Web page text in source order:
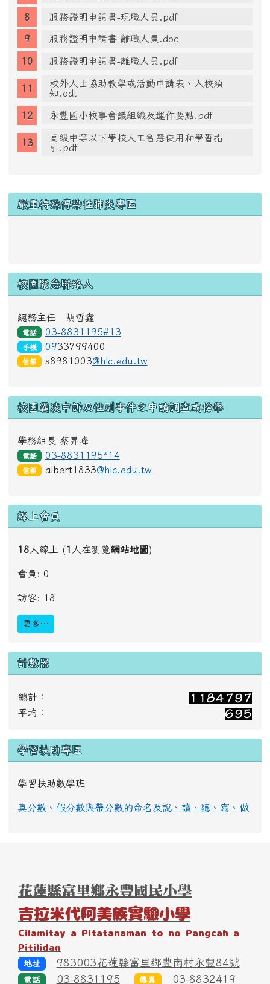
服務證明申請書-現職人員.pdf
服務證明申請書-離職人員.doc
服務證明申請書-離職人員.pdf
校外人士協助教學或活動申請表、入校須
知.odt
永豐國小校事會議組織及運作要點.pdf
高級中等以下學校人工智慧使用和學習指
引.pdf
右邊區域內容
嚴重特殊傳染性肺炎專區
校園緊急聯絡人
總務主任 胡哲鑫
電話 03-8831195#13
手機 0933799400
信箱 s8981003@hlc.edu.tw
校園霸凌申訴及性別事件之申請調查或檢舉
學務組長 蔡昇峰
電話 03-8831195*14
信箱 albert1833@hlc.edu.tw
線上會員
18 人線上 (1 人在瀏覽網站地圖)
會員: 0
訪客: 18
更多…
計數器
總計：
平均：
學習扶助專區
學習扶助數學班
真分數、假分數與帶分數的命名及說、讀、聽、寫、做
頁尾區域內容
花蓮縣富里鄉永豐國民小學
吉拉米代阿美族實驗小學
Cilamitay a Pitatanaman to no Pangcah a
Pitilidan
地址 983003花蓮縣富里鄉豐南村永豐84號
電話 03-8831195 傳真 03-8832419